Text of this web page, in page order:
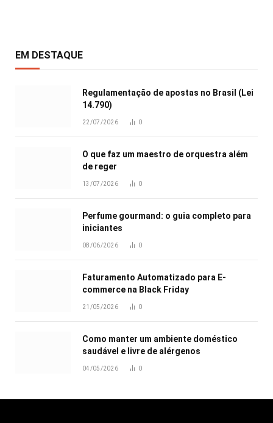
EM DESTAQUE
Regulamentação de apostas no Brasil (Lei
14.790)
22/07/2026 0
O que faz um maestro de orquestra além
de reger
13/07/2026 0
Perfume gourmand: o guia completo para
iniciantes
08/06/2026 0
Faturamento Automatizado para E-
commerce na Black Friday
21/05/2026 0
Como manter um ambiente doméstico
saudável e livre de alérgenos
04/05/2026 0